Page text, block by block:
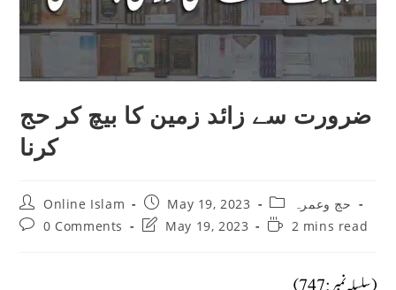
ضرورت سے زائد زمین کا بیچ کر حج
کرنا
Post
author:
Online Islam
Post
published:
May 19, 2023
Post
category:
حج وعمرہ
Post0 Comments
PostMay 19, 2023
Reading2 mins read